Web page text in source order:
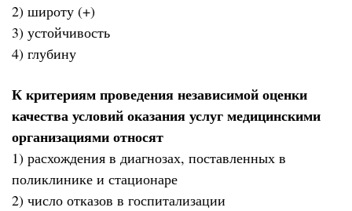
2) широту (+)
3) устойчивость
4) глубину
К критериям проведения независимой оценки
качества условий оказания услуг медицинскими
организациями относят
1) расхождения в диагнозах, поставленных в
поликлинике и стационаре
2) число отказов в госпитализации